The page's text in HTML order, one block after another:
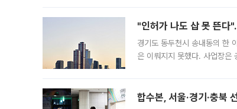
"인허가 나도 삽 못 뜬
경기도 동두천시 송내동의 한
은 이뤄지지 못했다. 사업장
합수본, 서울·경기·충북